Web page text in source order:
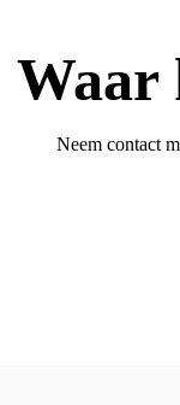
Waar
Neem contact